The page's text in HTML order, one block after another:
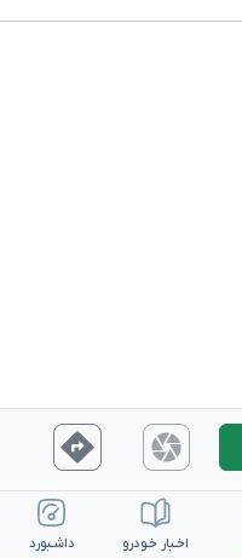
اخـبار خـودرو داشـبورد